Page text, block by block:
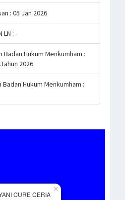
: 05 Jan 2026
LN : -
Badan Hukum Menkumham :
2026
Badan Hukum Menkumham :
CURE CERIA
×